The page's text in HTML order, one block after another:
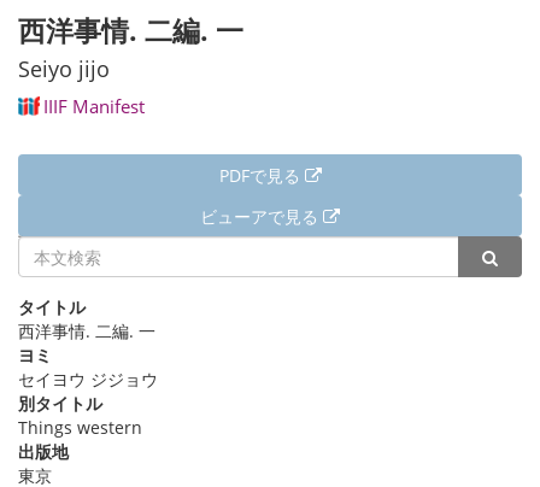
西洋事情. 二編. 一
Seiyo jijo
IIIF Manifest
PDFで見る
ビューアで見る
詳細情報
タイトル
西洋事情. 二編. 一
ヨミ
セイヨウ ジジョウ
別タイトル
Things western
出版地
東京